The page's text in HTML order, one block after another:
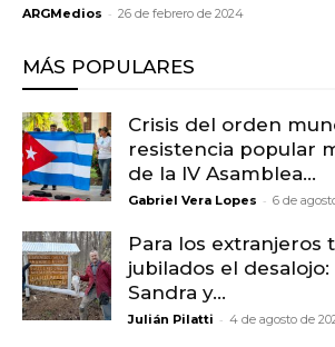
ARGMedios - 26 de febrero de 2024
MÁS POPULARES
Crisis del orden
resistencia popular
de la IV Asamblea...
Gabriel Vera Lopes - 6 de
Para los extranjeros
jubilados el desalojo:
Sandra y...
Julián Pilatti - 4 de agosto de